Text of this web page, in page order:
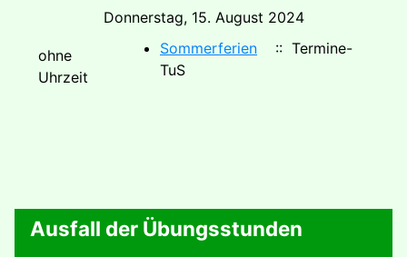
Donnerstag, 15. August 2024
ohne
Uhrzeit
Sommerferien
:: Termine-
TuS
Ausfall der Übungsstunden